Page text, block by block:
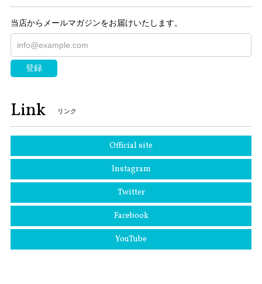
当店からメールマガジンをお届けいたします。
登録
Link リンク
Official site
Instagram
Twitter
Facebook
YouTube